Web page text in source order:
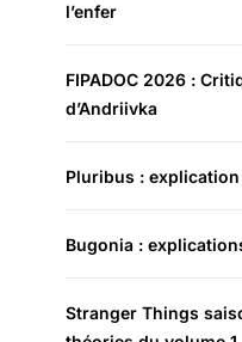
l’enfer
FIPADOC 2026 :
d’Andriivka
Pluribus :
Bugonia :
Stranger Things